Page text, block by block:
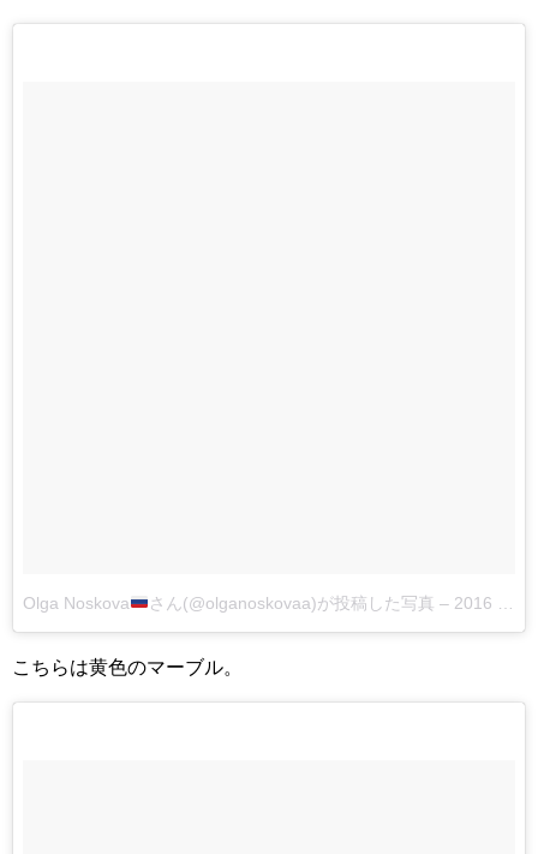
Olga Noskova さん(@olganoskovaa)が投稿した写真 – 2016 5月 10 8:40午前 PDT
こちらは黄色のマーブル。